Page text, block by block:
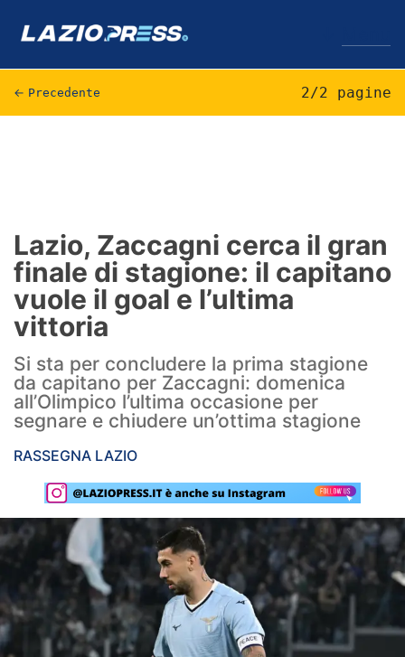
Formello
Infortuni
Primavera
Calciomercato
Lazio Women
Rassegna Lazio
Calcio
Serie A
Champions League
Europa League
← Precedente 2/2 pagine
Lazio, Zaccagni cerca il gran
finale di stagione: il capitano
vuole il goal e l’ultima
vittoria
Si sta per concludere la prima stagione
da capitano per Zaccagni: domenica
all’Olimpico l’ultima occasione per
segnare e chiudere un’ottima stagione
RASSEGNA LAZIO